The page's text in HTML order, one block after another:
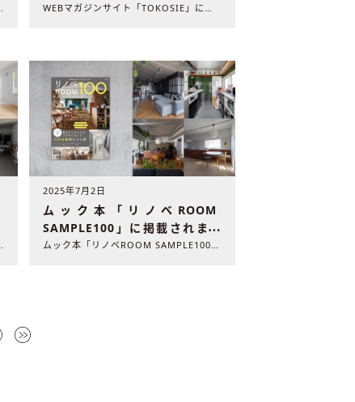
WEBマガジンサイト「TOKOSIE」に弊社の施工事例が掲載..
2025年7月2日
ムック本「リノベROOM
SAMPLE100」に掲載されまし
た